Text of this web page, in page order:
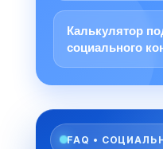
Калькулятор
социального
FAQ •